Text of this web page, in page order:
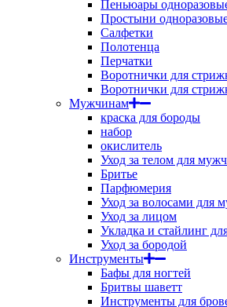
Пеньюары
Простыни
Салфетки
Полотенца
Перчатки
Воротнички для
Воротнички для
Мужчинам
краска для бороды
набор
окислитель
Уход за телом для
Бритье
Парфюмерия
Уход за волосами для
Уход за лицом
Укладка и стайлинг
Уход за бородой
Инструменты
Бафы для ногтей
Бритвы шаветт
Инструменты для